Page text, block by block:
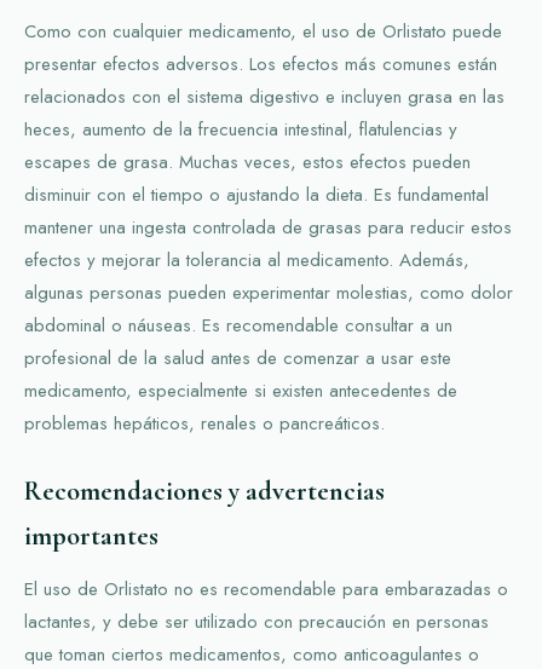
Como con cualquier medicamento, el uso de Orlistato puede
presentar efectos adversos. Los efectos más comunes están
relacionados con el sistema digestivo e incluyen grasa en las
heces, aumento de la frecuencia intestinal, flatulencias y
escapes de grasa. Muchas veces, estos efectos pueden
disminuir con el tiempo o ajustando la dieta. Es fundamental
mantener una ingesta controlada de grasas para reducir estos
efectos y mejorar la tolerancia al medicamento. Además,
algunas personas pueden experimentar molestias, como dolor
abdominal o náuseas. Es recomendable consultar a un
profesional de la salud antes de comenzar a usar este
medicamento, especialmente si existen antecedentes de
problemas hepáticos, renales o pancreáticos.
Recomendaciones y advertencias
importantes
El uso de Orlistato no es recomendable para embarazadas o
lactantes, y debe ser utilizado con precaución en personas
que toman ciertos medicamentos, como anticoagulantes o